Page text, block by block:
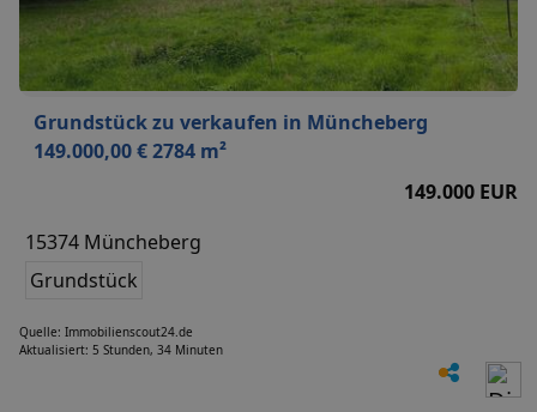
Grundstück zu verkaufen in Müncheberg
149.000,00 € 2784 m²
149.000 EUR
15374 Müncheberg
Grundstück
Quelle: Immobilienscout24.de
Aktualisiert: 5 Stunden, 34 Minuten